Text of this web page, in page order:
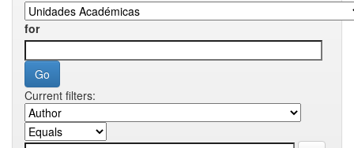
for
Current filters: